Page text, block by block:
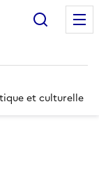
et culturelle